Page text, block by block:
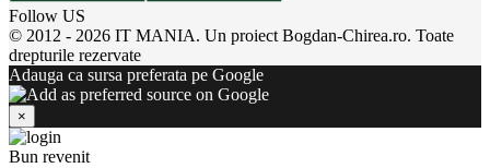
Follow US
© 2012 - 2026 IT MANIA. Un proiect Bogdan-Chirea.ro. Toate
drepturile rezervate
Adauga ca sursa preferata pe Google
×
Bun revenit